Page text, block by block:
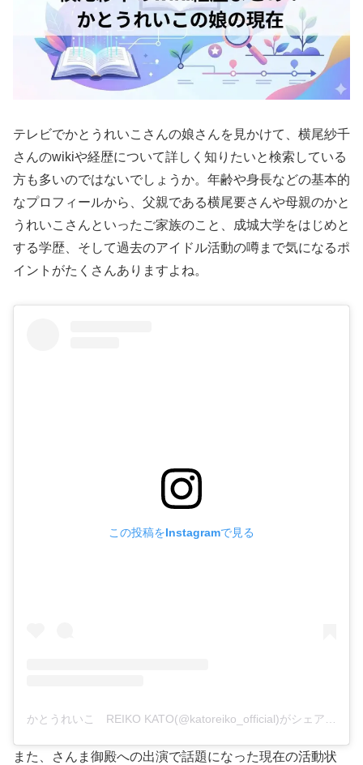
テレビでかとうれいこさんの娘さんを見かけて、横尾紗千
さんのwikiや経歴について詳しく知りたいと検索している
方も多いのではないでしょうか。年齢や身長などの基本的
なプロフィールから、父親である横尾要さんや母親のかと
うれいこさんといったご家族のこと、成城大学をはじめと
する学歴、そして過去のアイドル活動の噂まで気になるポ
イントがたくさんありますよね。
この投稿をInstagramで見る
また、さんま御殿への出演で話題になった現在の活動状